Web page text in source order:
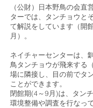
（公財）日本野鳥の会直
ターでは、タンチョウと
て解説をしています（開
月）。
ネイチャーセンターは、
鳥タンチョウが飛来する
場に隣接し、目の前でタ
ことができます。
閉館期(4～9月)は、タン
環境整備や調査を行なっ